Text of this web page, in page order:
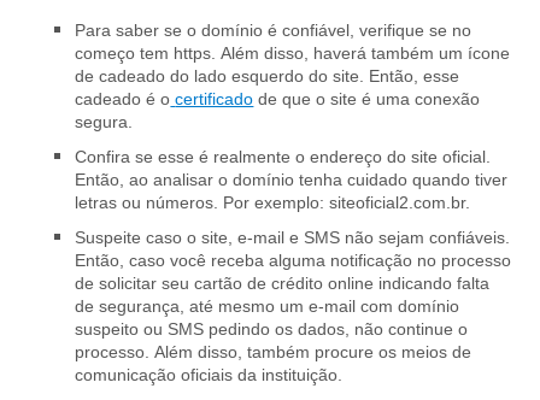
Para saber se o domínio é confiável, verifique se no
começo tem https. Além disso, haverá também um ícone
de cadeado do lado esquerdo do site. Então, esse
cadeado é o certificado de que o site é uma conexão
segura.
Confira se esse é realmente o endereço do site oficial.
Então, ao analisar o domínio tenha cuidado quando tiver
letras ou números. Por exemplo: siteoficial2.com.br.
Suspeite caso o site, e-mail e SMS não sejam confiáveis.
Então, caso você receba alguma notificação no processo
de solicitar seu cartão de crédito online indicando falta
de segurança, até mesmo um e-mail com domínio
suspeito ou SMS pedindo os dados, não continue o
processo. Além disso, também procure os meios de
comunicação oficiais da instituição.